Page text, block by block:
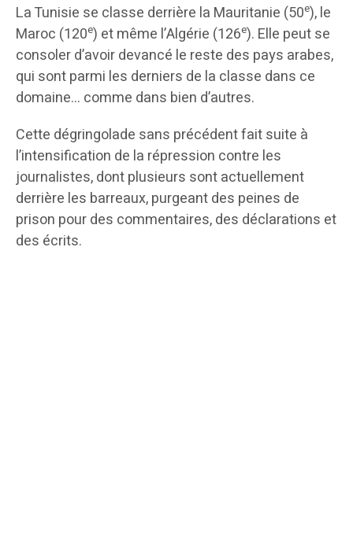
La Tunisie se classe derrière la Mauritanie (50e), le
Maroc (120e) et même l’Algérie (126e). Elle peut se
consoler d’avoir devancé le reste des pays arabes,
qui sont parmi les derniers de la classe dans ce
domaine… comme dans bien d’autres.
Cette dégringolade sans précédent fait suite à
l’intensification de la répression contre les
journalistes, dont plusieurs sont actuellement
derrière les barreaux, purgeant des peines de
prison pour des commentaires, des déclarations et
des écrits.